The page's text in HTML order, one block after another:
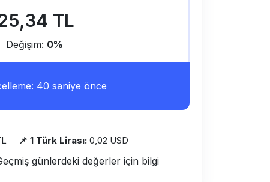
TL
Değişim: 0%
40 saniye önce
📌 1 Türk Lirası: 0,02 USD
günlerdeki değerler için bilgi